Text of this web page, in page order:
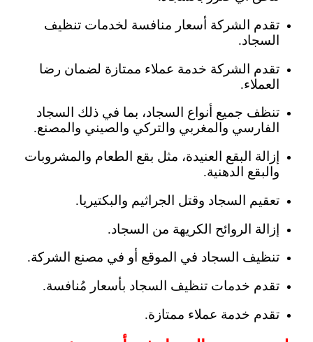
تقدم الشركة أسعار منافسة لخدمات تنظيف
السجاد.
تقدم الشركة خدمة عملاء ممتازة لضمان رضا
العملاء.
تنظف جميع أنواع السجاد، بما في ذلك السجاد
الفارسي والمغربي والتركي والصيني والمصنع.
إزالة البقع العنيدة، مثل بقع الطعام والمشروبات
والبقع الدهنية.
تعقيم السجاد وقتل الجراثيم والبكتيريا.
إزالة الروائح الكريهة من السجاد.
تنظيف السجاد في الموقع أو في مصنع الشركة.
تقدم خدمات تنظيف السجاد بأسعار مُنافسة.
تقدم خدمة عملاء ممتازة.